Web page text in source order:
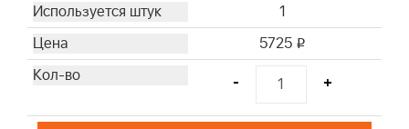
1
5725 i
- +